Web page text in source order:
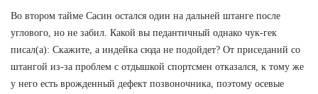
Во втором тайме Сасин остался один на дальней штанге после
углового, но не забил. Какой вы педантичный однако чук-гек
писал(а): Скажите, а индейка сюда не подойдет? От приседаний со
штангой из-за проблем с отдышкой спортсмен отказался, к тому же
у него есть врожденный дефект позвоночника, поэтому осевые